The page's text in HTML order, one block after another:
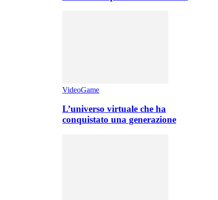
VideoGame
L’universo virtuale che ha
conquistato una generazione